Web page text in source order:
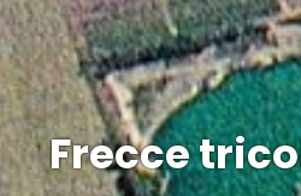
Frecce